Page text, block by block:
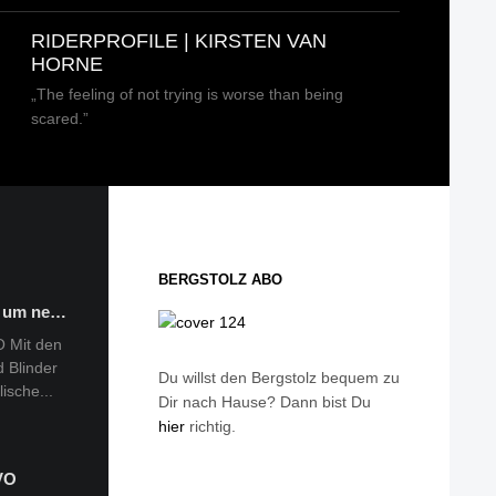
RIDERPROFILE | KIRSTEN VAN
HORNE
„The feeling of not trying is worse than being
scared.”
um ne…
Mit den
Blinder
…
und
BERGSTOLZ ABO
Du willst den Bergstolz bequem zu
Dir nach Hause? Dann bist Du
hierrichtig.